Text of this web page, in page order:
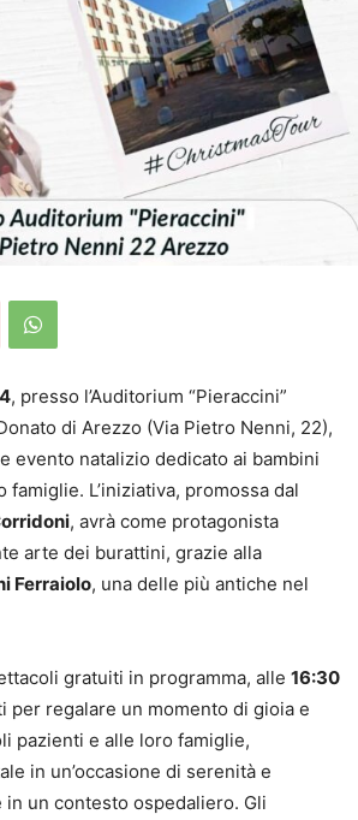
, presso l’Auditorium “Pieraccini”
di Arezzo (Via Pietro Nenni, 22),
evento natalizio dedicato ai bambini
L’iniziativa, promossa dal
, avrà come protagonista
arte dei burattini, grazie alla
Ferraiolo, una delle più antiche nel
gratuiti in programma, alle 16:30
per regalare un momento di gioia e
pazienti e alle loro famiglie,
in un’occasione di serenità e
un contesto ospedaliero. Gli